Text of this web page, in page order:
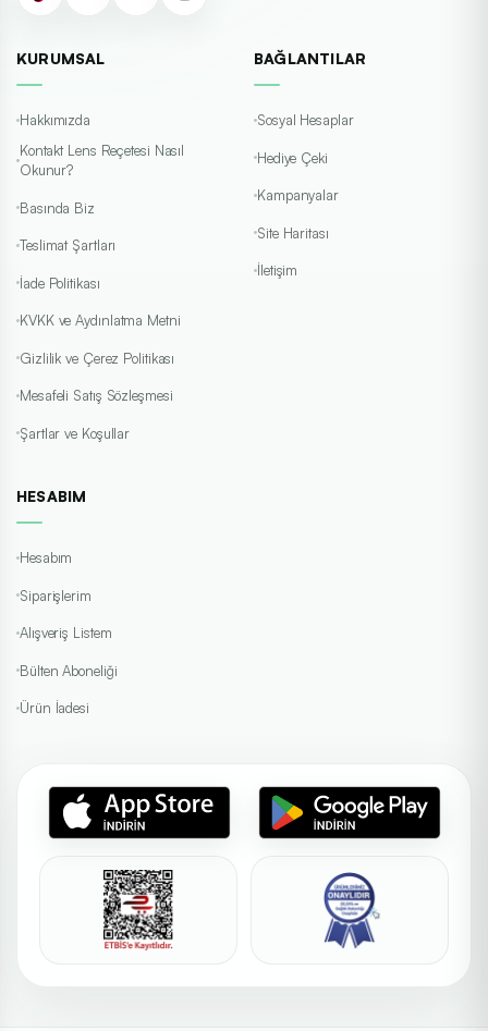
KURUMSAL
Hakkımızda
Kontakt Lens Reçetesi Nasıl
Okunur?
Basında Biz
Teslimat Şartları
İade Politikası
KVKK ve Aydınlatma Metni
Gizlilik ve Çerez Politikası
Mesafeli Satış Sözleşmesi
Şartlar ve Koşullar
BAĞLANTILAR
Sosyal Hesaplar
Hediye Çeki
Kampanyalar
Site Haritası
İletişim
HESABIM
Hesabım
Siparişlerim
Alışveriş Listem
Bülten Aboneliği
Ürün İadesi